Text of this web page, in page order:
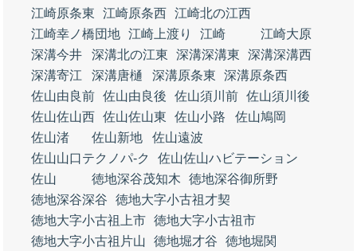
江崎原条東
江崎原条西 江崎北の江西
江崎幸ノ橋団地 江崎上渡り 江崎
江崎大原
深溝今井
深溝北の江東 深溝深溝東
深溝深溝西
深溝寄江
深溝唐樋 深溝原条東
深溝原条西
佐山由良前 佐山由良後 佐山須川前 佐山須川後
佐山佐山西 佐山佐山東 佐山小路
佐山鳩岡
佐山渚
佐山新地
佐山遠波
佐山山口テクノパ‐ク
佐山佐山ハビテーション
佐山
徳地深谷茂知木
徳地深谷御所野
徳地深谷深谷
徳地大字小古祖才契
徳地大字小古祖上市 徳地大字小古祖市
徳地大字小古祖片山
徳地堀才谷
徳地堀関